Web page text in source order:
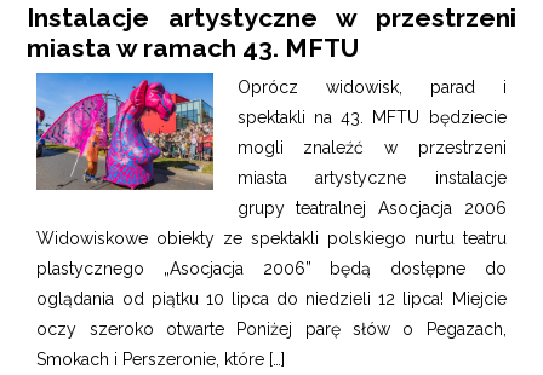
Instalacje artystyczne w przestrzeni
miasta w ramach 43. MFTU
Oprócz widowisk, parad i
spektakli na 43. MFTU będziecie
mogli znaleźć w przestrzeni
miasta artystyczne instalacje
grupy teatralnej Asocjacja 2006
Widowiskowe obiekty ze spektakli polskiego nurtu teatru
plastycznego „Asocjacja 2006” będą dostępne do
oglądania od piątku 10 lipca do niedzieli 12 lipca! Miejcie
oczy szeroko otwarte Poniżej parę słów o Pegazach,
Smokach i Perszeronie, które […]